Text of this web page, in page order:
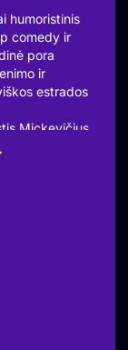
humoristinis
comedy ir
pora
ir
estrados
Mickevičius